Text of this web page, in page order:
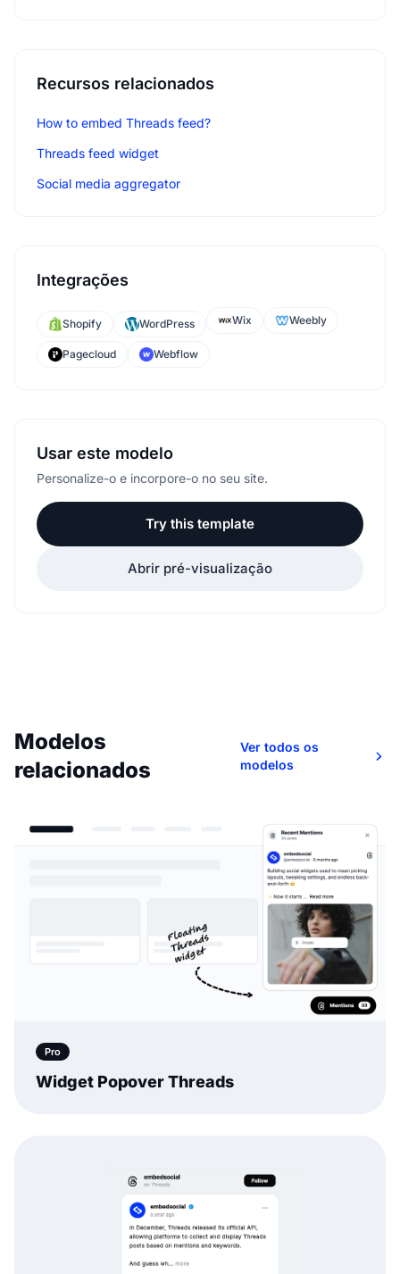
Recursos relacionados
How to embed Threads feed?
Threads feed widget
Social media aggregator
Integrações
Shopify WordPress Wix Weebly
Pagecloud Webflow
Usar este modelo
Personalize-o e incorpore-o no seu site.
Try this template
Abrir pré-visualização
Modelos
relacionados
Ver todos os
modelos
Pro
Widget Popover Threads